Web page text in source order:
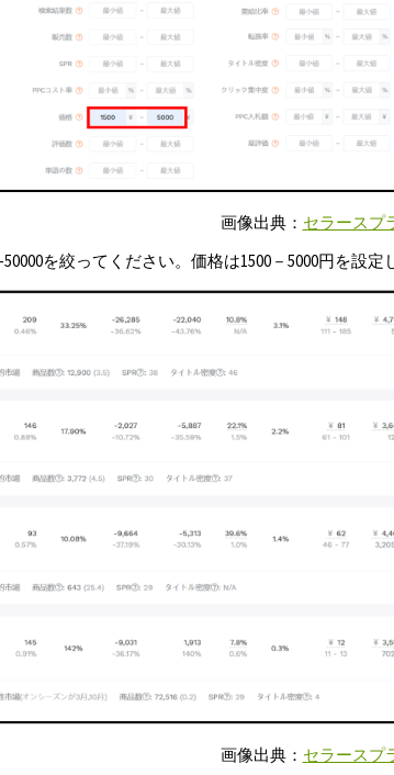
画像出典： セラースプ
を絞ってください。価格は1500－5000円を設定
画像出典： セラースプ